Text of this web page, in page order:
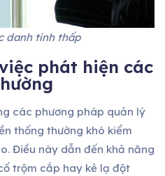
danh tính thấp
phát hiện các
các phương pháp quản lý
thống thường khó kiểm
Điều này dẫn đến khả năng
trộm cắp hay kẻ lạ đột